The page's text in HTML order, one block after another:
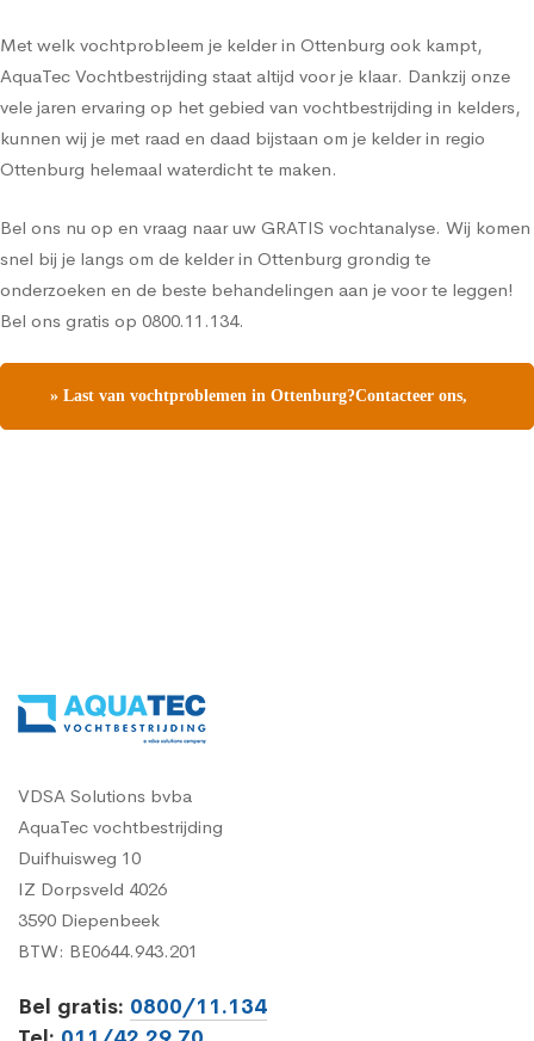
Met welk vochtprobleem je kelder in Ottenburg ook kampt,
AquaTec Vochtbestrijding staat altijd voor je klaar. Dankzij onze
vele jaren ervaring op het gebied van vochtbestrijding in kelders,
kunnen wij je met raad en daad bijstaan om je kelder in regio
Ottenburg helemaal waterdicht te maken.
Bel ons nu op en vraag naar uw GRATIS vochtanalyse. Wij komen
snel bij je langs om de kelder in Ottenburg grondig te
onderzoeken en de beste behandelingen aan je voor te leggen!
Bel ons gratis op 0800.11.134.
» Last van vochtproblemen in Ottenburg?Contacteer ons,
VDSA Solutions bvba
AquaTec vochtbestrijding
Duifhuisweg 10
IZ Dorpsveld 4026
3590 Diepenbeek
BTW: BE0644.943.201
Bel gratis: 0800/11.134